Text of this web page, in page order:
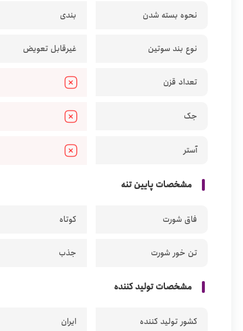
نحوه بسته شدن بندی
نوع بند سوتین غیرقابل تعویض
تعداد قزن
جک
آستر
مشخصات پایین تنه
فاق شورت کوتاه
تن خور شورت جذب
مشخصات تولید کننده
کشور تولید کننده ایران